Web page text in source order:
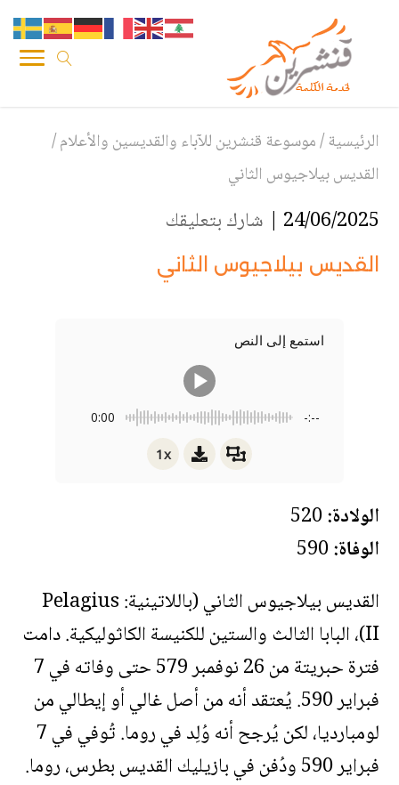
الرئيسية/موسوعة قنشرين للآباء والقديسين والأعلام/
القديس بيلاجيوس الثاني
24/06/2025 | شارك بتعليقك
القديس بيلاجيوس الثاني
استمع إلى النص
0:00 -:--
1x
الولادة:
الوفاة:
القديس بيلاجيوس الثاني (باللاتينية: Pelagius
II)، البابا الثالث والستين للكنيسة الكاثوليكية. دامت
فترة حبريتة من 26 نوفمبر 579 حتى وفاته في 7
فبراير 590. يُعتقد أنه من أصل غالي أو إيطالي من
لومبارديا، لكن يُرجح أنه وُلِد في روما. تُوفي في 7
فبراير 590 ودُفن في بازيليك القديس بطرس، روما.